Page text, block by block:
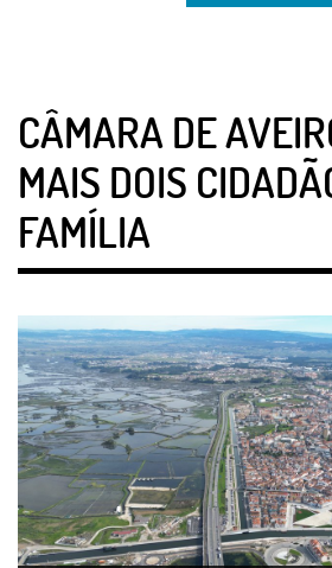
CÂMARA DE
MAIS DOIS
FAMÍLIA